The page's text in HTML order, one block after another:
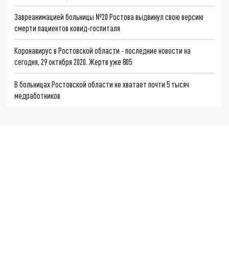
Завреанимацией больницы №20 Ростова выдвинул свою версию
смерти пациентов ковид-госпиталя
Коронавирус в Ростовской области - последние новости на
сегодня, 29 октября 2020. Жертв уже 805
В больницах Ростовской области не хватает почти 5 тысяч
медработников